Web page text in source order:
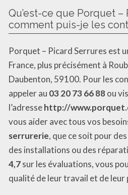
Qu’est-ce que Porquet
comment puis-je les
Porquet – Picard Serrures est
France, plus précisément à
Daubenton, 59100. Pour les
appeler au 03 20 73 66 88ou
l’adressehttp://
vous aider avec tous vos
serrurerie, que ce soit pour
des installations ou des
4,7sur les évaluations, vous
qualité de leur travail et de